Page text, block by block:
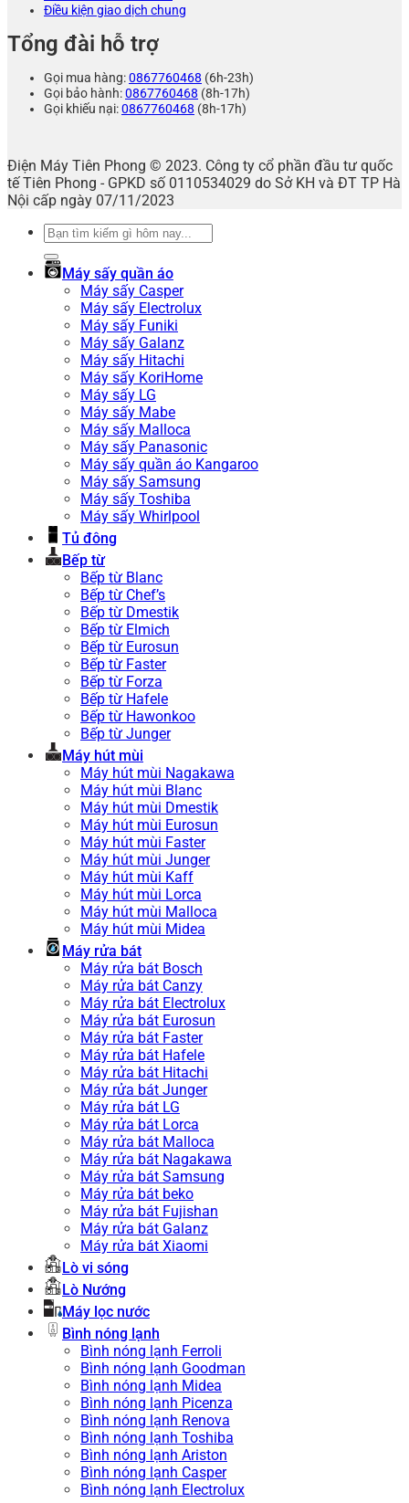
Điều kiện giao dịch chung
Tổng đài hỗ trợ
Gọi mua hàng:0867760468 (6h-23h)
Gọi bảo hành:0867760468 (8h-17h)
Gọi khiếu nại:0867760468 (8h-17h)
Điện Máy Tiên Phong © 2023. Công ty cổ phần đầu tư quốc
tế Tiên Phong - GPKD số 0110534029 do Sở KH và ĐT TP Hà
Nội cấp ngày 07/11/2023
Tìm
Máy sấy quần áo
Máy sấy Casper
Máy sấy Electrolux
Máy sấy Funiki
Máy sấy Galanz
Máy sấy Hitachi
Máy sấy KoriHome
Máy sấy LG
Máy sấy Mabe
Máy sấy Malloca
Máy sấy Panasonic
Máy sấy quần áo Kangaroo
Máy sấy Samsung
Máy sấy Toshiba
Máy sấy Whirlpool
Tủ đông
Bếp từ
Bếp từ Blanc
Bếp từ Chef’s
Bếp từ Dmestik
Bếp từ Elmich
Bếp từ Eurosun
Bếp từ Faster
Bếp từ Forza
Bếp từ Hafele
Bếp từ Hawonkoo
Bếp từ Junger
Máy hút mùi
Máy hút mùi Nagakawa
Máy hút mùi Blanc
Máy hút mùi Dmestik
Máy hút mùi Eurosun
Máy hút mùi Faster
Máy hút mùi Junger
Máy hút mùi Kaff
Máy hút mùi Lorca
Máy hút mùi Malloca
Máy hút mùi Midea
Máy rửa bát
Máy rửa bát Bosch
Máy rửa bát Canzy
Máy rửa bát Electrolux
Máy rửa bát Eurosun
Máy rửa bát Faster
Máy rửa bát Hafele
Máy rửa bát Hitachi
Máy rửa bát Junger
Máy rửa bát LG
Máy rửa bát Lorca
Máy rửa bát Malloca
Máy rửa bát Nagakawa
Máy rửa bát Samsung
Máy rửa bát beko
Máy rửa bát Fujishan
Máy rửa bát Galanz
Máy rửa bát Xiaomi
Lò vi sóng
Lò Nướng
Máy lọc nước
Bình nóng lạnh
Bình nóng lạnh Ferroli
Bình nóng lạnh Goodman
Bình nóng lạnh Midea
Bình nóng lạnh Picenza
Bình nóng lạnh Renova
Bình nóng lạnh Toshiba
Bình nóng lạnh Ariston
Bình nóng lạnh Casper
Bình nóng lạnh Electrolux